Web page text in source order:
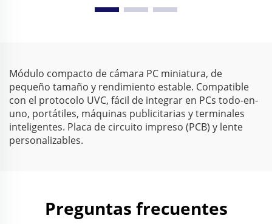
86dB 2592x1944 30FPS,
iluminación 1080P
Módulo compacto de cámara PC miniatura, de
pequeño tamaño y rendimiento estable. Compatible
con el protocolo UVC, fácil de integrar en PCs todo-en-
uno, portátiles, máquinas publicitarias y terminales
inteligentes. Placa de circuito impreso (PCB) y lente
personalizables.
Preguntas frecuentes